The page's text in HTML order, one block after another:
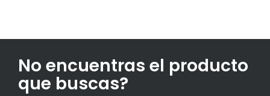
No encuentras el producto
que buscas?